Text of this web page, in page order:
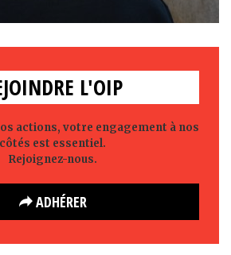
L'OIP
actions, votre engagement à nos
côtés est essentiel.
Rejoignez-nous.
ADHÉRER